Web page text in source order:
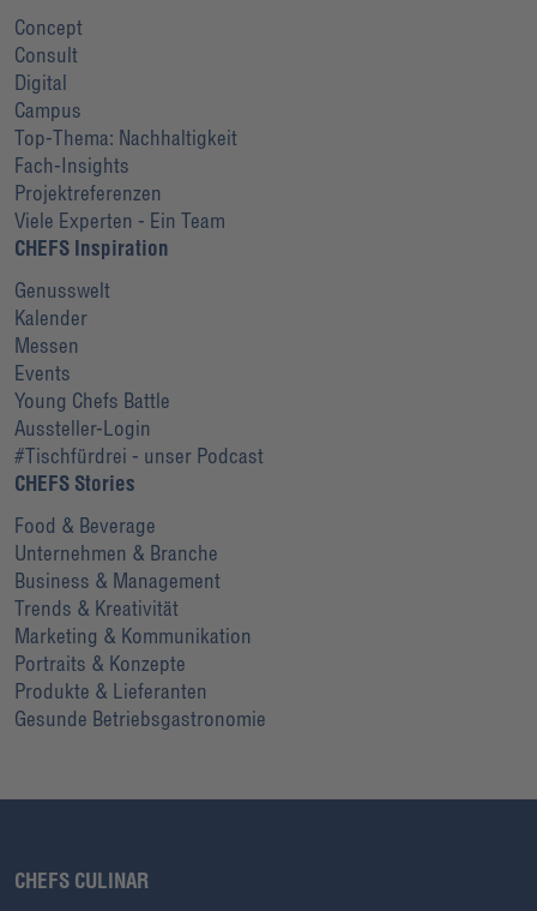
Concept
Consult
Digital
Campus
Top-Thema: Nachhaltigkeit
Fach-Insights
Projektreferenzen
Viele Experten - Ein Team
CHEFS Inspiration
Genusswelt
Kalender
Messen
Events
Young Chefs Battle
Aussteller-Login
#Tischfürdrei - unser Podcast
CHEFS Stories
Food & Beverage
Unternehmen & Branche
Business & Management
Trends & Kreativität
Marketing & Kommunikation
Portraits & Konzepte
Produkte & Lieferanten
Gesunde Betriebsgastronomie
CHEFS CULINAR